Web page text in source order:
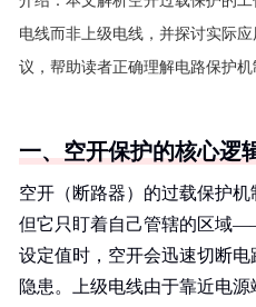
电线而非上级电线，并探讨实际
议，帮助读者正确理解电路保护机
一、空开保护的核心逻
空开（断路器）的过载保护机
但它只盯着自己管辖的区域
设定值时，空开会迅速切断
隐患。上级电线由于靠近电